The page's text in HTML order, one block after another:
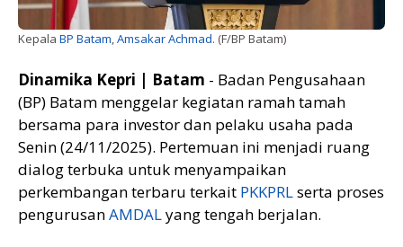
Kepala BP Batam Amsakar Achmad. (F/BP Batam)
Dinamika Kepri | Batam - Badan Pengusahaan
(BP) Batam menggelar kegiatan ramah tamah
bersama para investor dan pelaku usaha pada
Senin (24/11/2025). Pertemuan ini menjadi ruang
dialog terbuka untuk menyampaikan
perkembangan terbaru terkait PKKPRLserta proses
pengurusanAMDALyang tengah berjalan.